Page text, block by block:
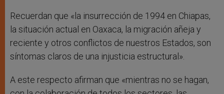
Recuerdan que «la insurrección de 1994 en Chiapas,
la situación actual en Oaxaca, la migración añeja y
reciente y otros conflictos de nuestros Estados, son
síntomas claros de una injusticia estructural».
A este respecto afirman que «mientras no se hagan,